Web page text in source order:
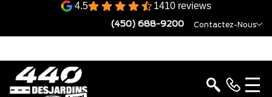
4.5 1410 reviews
(450) 688-9200 Contactez-Nous